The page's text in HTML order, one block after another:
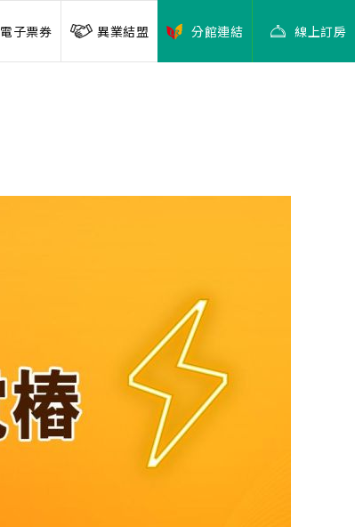
電子票券 異業結盟 分館連結 線上訂房